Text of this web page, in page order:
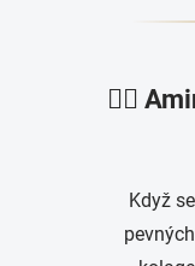
💇‍♀️
Když